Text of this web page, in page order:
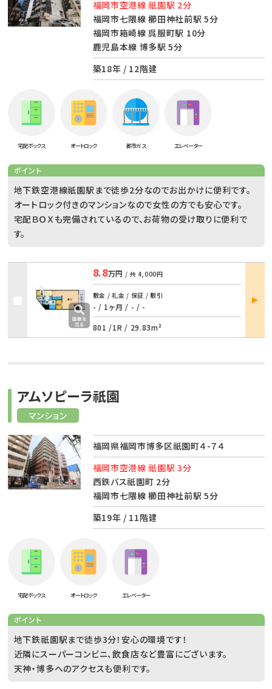
福岡市空港線 祇園駅 2分
福岡市七隈線 櫛田神社前駅 5分
福岡市箱崎線 呉服町駅 10分
鹿児島本線 博多駅 5分
築18年 / 12階建
宅配ボックス オートロック 都市ガス エレベーター
ポイント
地下鉄空港線祇園駅まで徒歩2分なのでお出かけに便利です。
オートロック付きのマンションなので女性の方でも安心です。
宅配ＢＯＸも完備されているので、お荷物の受け取りに便利で
す。
8.8万円 / 共 4,000円
敷金 / 礼金 / 保証 / 敷引
- / 1ヶ月 / - / -
801 /1R / 29.83m²
部屋
詳細
マンション
アムソピーラ祇園
福岡県福岡市博多区祇園町４-７４
福岡市空港線 祇園駅 3分
西鉄バス祇園町 2分
福岡市七隈線 櫛田神社前駅 5分
築19年 / 11階建
宅配ボックス オートロック エレベーター
ポイント
地下鉄祇園駅まで徒歩3分！安心の環境です！
近隣にスーパーコンビニ、飲食店など豊富にございます。
天神・博多へのアクセスも便利です。